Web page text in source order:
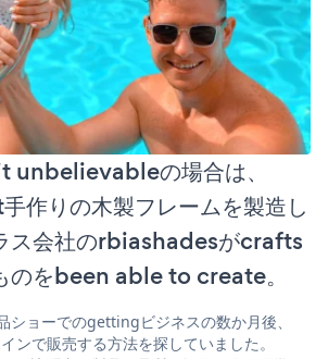
unbelievableの場合は、
作りの木製フレームを製造し
ス会社のrbiashadesがcrafts
のをbeen able to create。
ショーでのgettingビジネスの数か月後、
ンで販売する方法を探していました。